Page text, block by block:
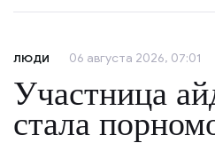
ЛЮДИ 06 августа 2026, 07:01
Участница
стала